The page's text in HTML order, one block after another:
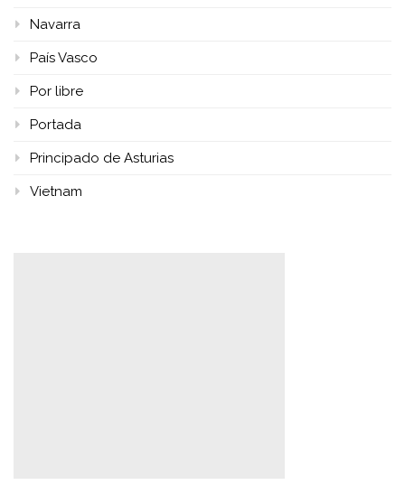
Navarra
País Vasco
Por libre
Portada
Principado de Asturias
Vietnam